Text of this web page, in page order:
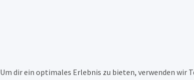
Um dir ein optimales Erlebnis zu bieten, verwenden wir